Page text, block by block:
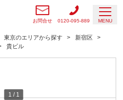
お問合せ 0120-095-889 MENU
東京のエリアから探す
新宿区
貴ビル
1 / 1